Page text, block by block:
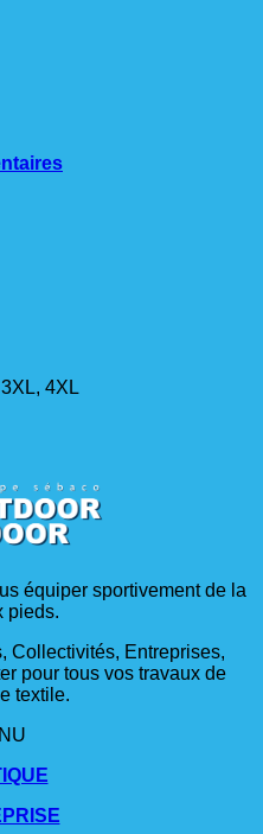
4XL
équiper sportivement de la
pieds.
Collectivités, Entreprises,
pour tous vos travaux de
textile.